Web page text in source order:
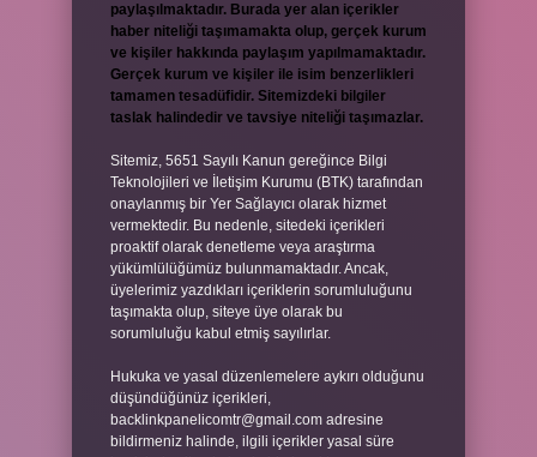
paylaşılmaktadır. Burada yer alan içerikler
haber niteliği taşımamakta olup, gerçek kurum
ve kişiler hakkında paylaşım yapılmamaktadır.
Gerçek kurum ve kişiler ile isim benzerlikleri
tamamen tesadüfidir. Sitemizdeki bilgiler
taslak halindedir ve tavsiye niteliği taşımazlar.
Sitemiz, 5651 Sayılı Kanun gereğince Bilgi
Teknolojileri ve İletişim Kurumu (BTK) tarafından
onaylanmış bir Yer Sağlayıcı olarak hizmet
vermektedir. Bu nedenle, sitedeki içerikleri
proaktif olarak denetleme veya araştırma
yükümlülüğümüz bulunmamaktadır. Ancak,
üyelerimiz yazdıkları içeriklerin sorumluluğunu
taşımakta olup, siteye üye olarak bu
sorumluluğu kabul etmiş sayılırlar.
Hukuka ve yasal düzenlemelere aykırı olduğunu
düşündüğünüz içerikleri,
backlinkpanelicomtr@gmail.com adresine
bildirmeniz halinde, ilgili içerikler yasal süre